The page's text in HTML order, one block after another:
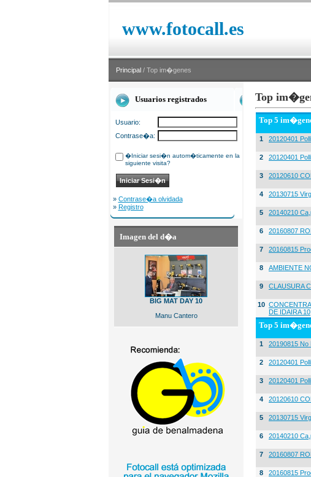
www.fotocall.es
Principal / Top im�genes
Usuarios registrados
Usuario:
Contrase�a:
�Iniciar sesi�n autom�ticamente en la
siguiente visita?
» Contrase�a olvidada
» Registro
Imagen del d�a
BIG MAT DAY 10
Manu Cantero
Top
Top 5
1 20120401
2 20120401
3 20120610
4 20130715
5 20140210
6 20160807
7 20160815
8 AMBIENTE
9 CLAUSURA
10
DE IDAIRA 10
Top 5
1 20190815 No
2 20120401
3 20120401
4 20120610
5 20130715
6 20140210
7 20160807
8 20160815